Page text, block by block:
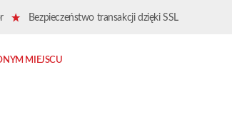
Bezpieczeństwo transakcji dzięki SSL
MIEJSCU